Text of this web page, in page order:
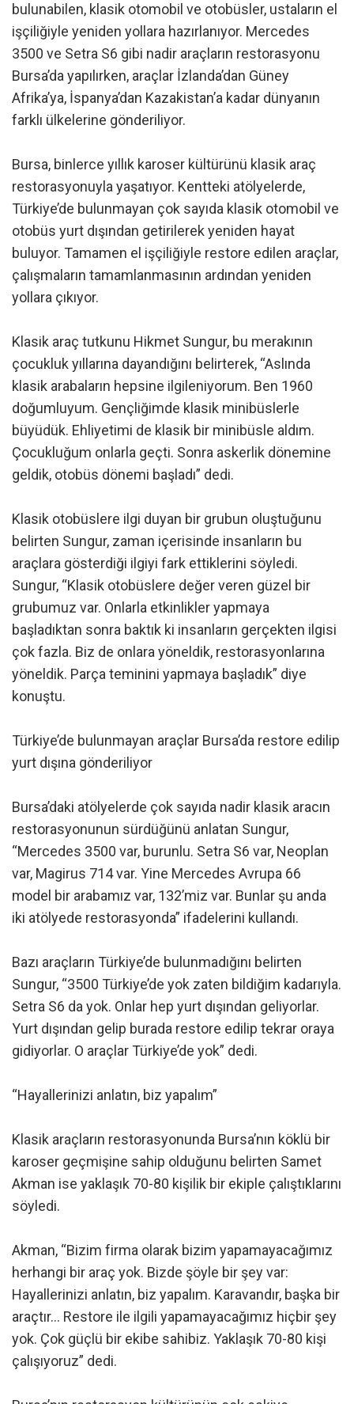
bulunabilen, klasik otomobil ve otobüsler, ustaların el
işçiliğiyle yeniden yollara hazırlanıyor. Mercedes
3500 ve Setra S6 gibi nadir araçların restorasyonu
Bursa’da yapılırken, araçlar İzlanda’dan Güney
Afrika’ya, İspanya’dan Kazakistan’a kadar dünyanın
farklı ülkelerine gönderiliyor.
Bursa, binlerce yıllık karoser kültürünü klasik araç
restorasyonuyla yaşatıyor. Kentteki atölyelerde,
Türkiye’de bulunmayan çok sayıda klasik otomobil ve
otobüs yurt dışından getirilerek yeniden hayat
buluyor. Tamamen el işçiliğiyle restore edilen araçlar,
çalışmaların tamamlanmasının ardından yeniden
yollara çıkıyor.
Klasik araç tutkunu Hikmet Sungur, bu merakının
çocukluk yıllarına dayandığını belirterek, “Aslında
klasik arabaların hepsine ilgileniyorum. Ben 1960
doğumluyum. Gençliğimde klasik minibüslerle
büyüdük. Ehliyetimi de klasik bir minibüsle aldım.
Çocukluğum onlarla geçti. Sonra askerlik dönemine
geldik, otobüs dönemi başladı” dedi.
Klasik otobüslere ilgi duyan bir grubun oluştuğunu
belirten Sungur, zaman içerisinde insanların bu
araçlara gösterdiği ilgiyi fark ettiklerini söyledi.
Sungur, “Klasik otobüslere değer veren güzel bir
grubumuz var. Onlarla etkinlikler yapmaya
başladıktan sonra baktık ki insanların gerçekten ilgisi
çok fazla. Biz de onlara yöneldik, restorasyonlarına
yöneldik. Parça teminini yapmaya başladık” diye
konuştu.
Türkiye’de bulunmayan araçlar Bursa’da restore edilip
yurt dışına gönderiliyor
Bursa’daki atölyelerde çok sayıda nadir klasik aracın
restorasyonunun sürdüğünü anlatan Sungur,
“Mercedes 3500 var, burunlu. Setra S6 var, Neoplan
var, Magirus 714 var. Yine Mercedes Avrupa 66
model bir arabamız var, 132’miz var. Bunlar şu anda
iki atölyede restorasyonda” ifadelerini kullandı.
Bazı araçların Türkiye’de bulunmadığını belirten
Sungur, “3500 Türkiye’de yok zaten bildiğim kadarıyla.
Setra S6 da yok. Onlar hep yurt dışından geliyorlar.
Yurt dışından gelip burada restore edilip tekrar oraya
gidiyorlar. O araçlar Türkiye’de yok” dedi.
“Hayallerinizi anlatın, biz yapalım”
Klasik araçların restorasyonunda Bursa’nın köklü bir
karoser geçmişine sahip olduğunu belirten Samet
Akman ise yaklaşık 70-80 kişilik bir ekiple çalıştıklarını
söyledi.
Akman, “Bizim firma olarak bizim yapamayacağımız
herhangi bir araç yok. Bizde şöyle bir şey var:
Hayallerinizi anlatın, biz yapalım. Karavandır, başka bir
araçtır… Restore ile ilgili yapamayacağımız hiçbir şey
yok. Çok güçlü bir ekibe sahibiz. Yaklaşık 70-80 kişi
çalışıyoruz” dedi.